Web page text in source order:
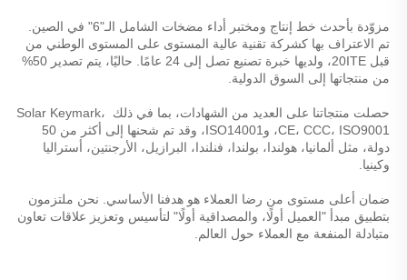
من منتجاتها إلى السوق الدولية.
حصلت منتجاتنا على العديد من الشهادات، بما في ذلك Solar Keymark،
وكينيا.
متبادلة المنفعة مع العملاء حول العالم.